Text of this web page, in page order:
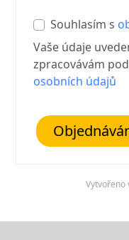
Souhlasím s
Vaše údaje
zpracovávám
osobních údajů
Vytvořeno